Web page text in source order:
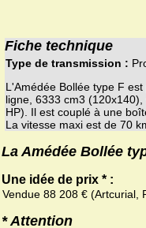
Fiche technique
Type de transmission :
L'Amédée Bollée type F
ligne, 6333 cm3
HP). Il est couplé à une
La vitesse maxi est de 70
La Amédée Bollée
Une idée de prix * :
Vendue 88 208 € (Artcurial,
* Attention